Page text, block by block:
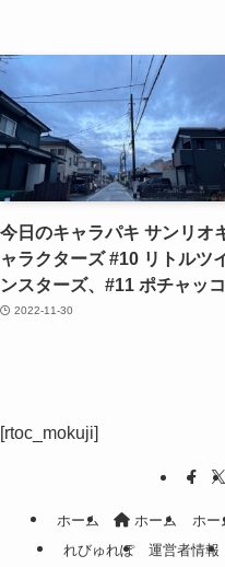
今日のキャラパキ サンリオ
ャラクターズ #10 リトルツ
ンスターズ、#11 ポチャッコ
2022-11-30
[rtoc_mokuji]
ホーム ホーム ホー
れびゅれぽ
運営者情報